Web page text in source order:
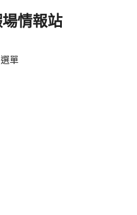
情報站
選單